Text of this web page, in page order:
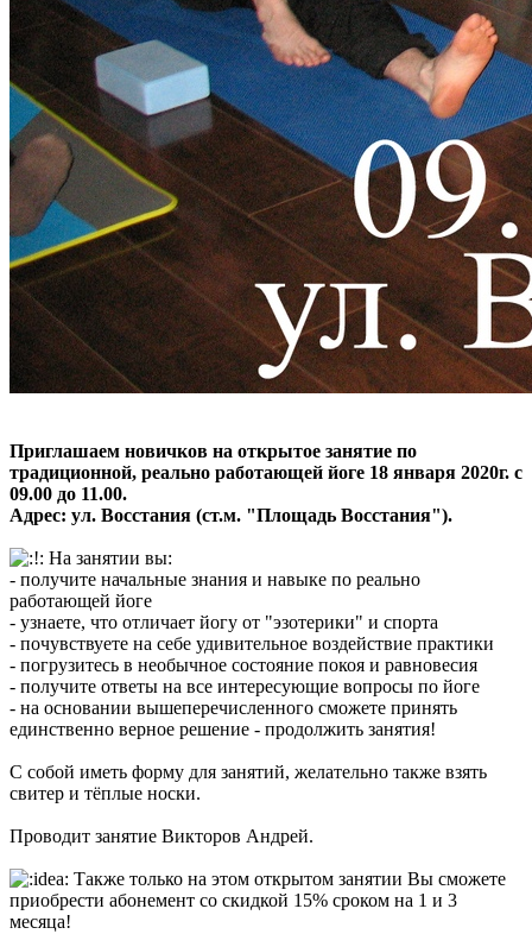
Приглашаем новичков на открытое занятие по
традиционной, реально работающей йоге 18 января 2020г. с
09.00 до 11.00.
Адрес: ул. Восстания (ст.м. "Площадь Восстания").
На занятии вы:
- получите начальные знания и навыке по реально
работающей йоге
- узнаете, что отличает йогу от "эзотерики" и спорта
- почувствуете на себе удивительное воздействие практики
- погрузитесь в необычное состояние покоя и равновесия
- получите ответы на все интересующие вопросы по йоге
- на основании вышеперечисленного сможете принять
единственно верное решение - продолжить занятия!
С собой иметь форму для занятий, желательно также взять
свитер и тёплые носки.
Проводит занятие Викторов Андрей.
Также только на этом открытом занятии Вы сможете
приобрести абонемент со скидкой 15% сроком на 1 и 3
месяца!